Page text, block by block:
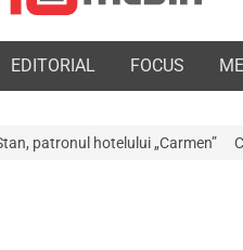
EDITORIAL FOCUS
„Carmen” Comunitatea